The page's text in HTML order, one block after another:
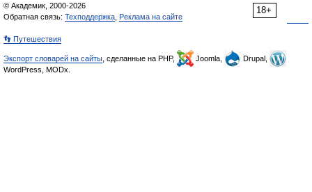
18+
© Академик, 2000-2026
Обратная связь: Техподдержка Реклама на сайте
👣 Путешествия
Экспорт словарей на сайты , сделанные на PHP, Joomla,
Drupal,
WordPress, MODx.